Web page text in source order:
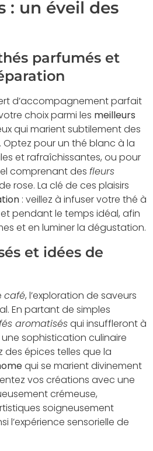
: un éveil des
parfumés et
d’accompagnement parfait
choix parmi les meilleurs
qui marient subtilement des
pour un thé blanc à la
et rafraîchissantes, ou pour
comprenant des fleurs
rose. La clé de ces plaisirs
: veillez à infuser votre thé à
pendant le temps idéal, afin
et en luminer la dégustation.
et idées de
café, l’exploration de saveurs
En partant de simples
aromatisésqui insuffleront à
une sophistication culinaire
des épices telles que la
qui se marient divinement
vos créations avec une
crémeuse,
soigneusement
l’expérience sensorielle de